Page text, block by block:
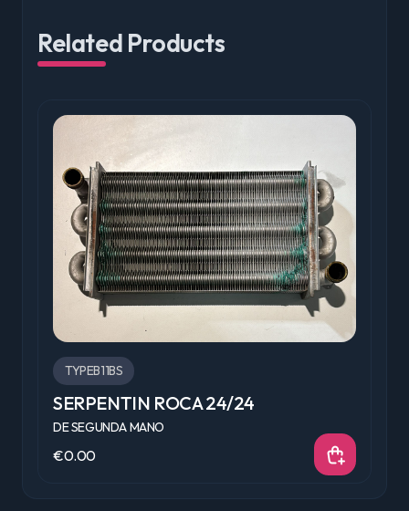
Related Products
TYPEB11BS
SERPENTIN ROCA 24/24
DE SEGUNDA MANO
€0.00